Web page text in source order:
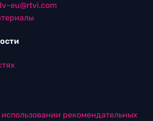
eu@rtvi.com
рекомендательных